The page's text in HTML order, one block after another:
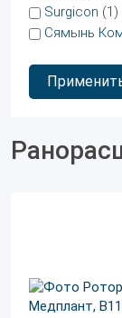
Surgicon (1)
Сямынь